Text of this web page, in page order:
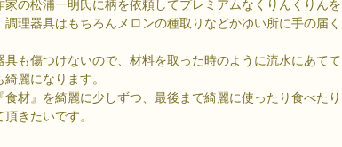
家の松浦一明氏に柄を依頼してプレミアムなくりんくりんを
理器具はもちろんメロンの種取りなどかゆい所に手の届く
具も傷つけないので、材料を取った時のように流水にあてて
麗になります。
食材』を綺麗に少しずつ、最後まで綺麗に使ったり食べたり
きたいです。